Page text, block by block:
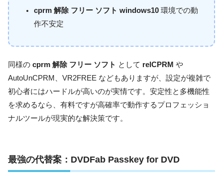
cprm 解除 フリー ソフト windows10 環境での動
作不安定
同様の cprm 解除 フリー ソフト として relCPRM や
AutoUnCPRM、VR2FREE などもありますが、設定が複雑で
初心者にはハードルが高いのが実情です。安定性と多機能性
を求めるなら、有料ですが高確率で動作するプロフェッショ
ナルツールが現実的な解決策です。
最強の代替案：DVDFab Passkey for DVD